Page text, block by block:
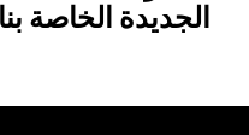
الجديدة الخاصة بنا